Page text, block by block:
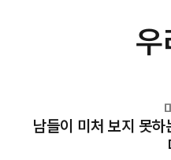
우
남들이 미처 보지 못하